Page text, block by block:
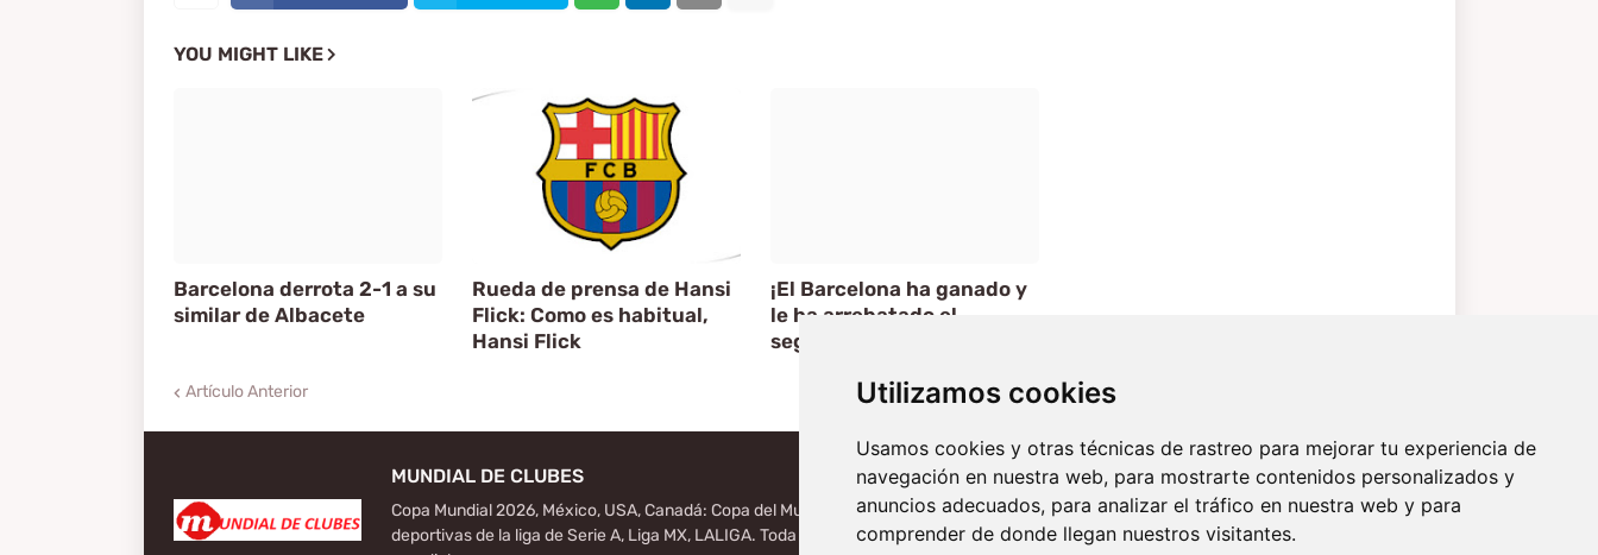
Utilizamos cookies
Usamos cookies y otras técnicas de rastreo para mejorar tu experiencia de
navegación en nuestra web, para mostrarte contenidos personalizados y
anuncios adecuados, para analizar el tráfico en nuestra web y para
comprender de donde llegan nuestros visitantes.
YOU MIGHT LIKE
Barcelona derrota 2-1 a su
similar de Albacete
Rueda de prensa de Hansi
Flick: Como es habitual,
Hansi Flick
¡El Barcelona ha ganado y
le ha arrebatado el
segundo puesto
Artículo Anterior Artículo Siguiente
MUNDIAL DE CLUBES
Copa Mundial 2026, México, USA, Canadá: Copa del Mundo de la FIFA, notas
deportivas de la liga de Serie A, Liga MX, LALIGA. Toda la información del futbol